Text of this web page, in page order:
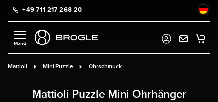
springen
+49 711 217 268 20
Mattioli Mini Puzzle Ohrschmuck
Mattioli Puzzle Mini Ohrhänger